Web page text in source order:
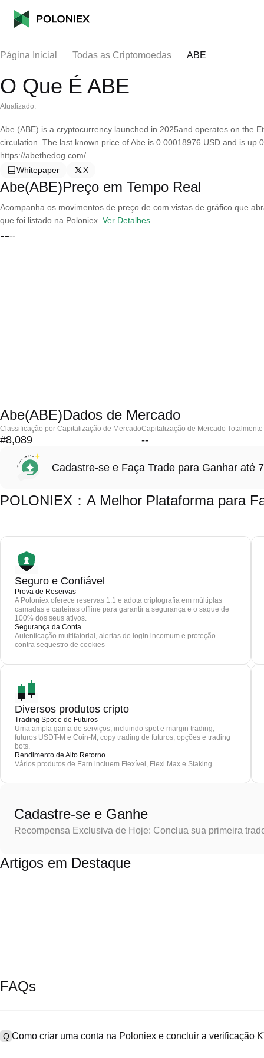
Página Inicial Todas as Criptomoedas ABE
O Que É ABE
Atualizado:
Abe (ABE) is a cryptocurrency launched in 2025and operates on the
circulation. The last known price of Abe is 0.00018976 USD and is
https://abethedog.com/.
Whitepaper
X
Abe(ABE)Preço em Tempo Real
Acompanha os movimentos de preço de com vistas de gráfico que
que foi listado na Poloniex. Ver Detalhes
----
Abe(ABE)Dados de Mercado
Classificação por Capitalização de Mercado
#8,089
Capitalização de Mercado
--
Cadastre-se e Faça Trade para Ganhar até
POLONIEX：A Melhor Plataforma para
Seguro e Confiável
Prova de Reservas
A Poloniex oferece reservas 1:1 e adota criptografia em múltiplas
camadas e carteiras offline para garantir a segurança e o saque de
100% dos seus ativos.
Segurança da Conta
Autenticação multifatorial, alertas de login incomum e proteção
contra sequestro de cookies
Diversos produtos cripto
Trading Spot e de Futuros
Uma ampla gama de serviços, incluindo spot e margin trading,
futuros USDT-M e Coin-M, copy trading de futuros, opções e trading
bots.
Rendimento de Alto Retorno
Vários produtos de Earn incluem Flexível, Flexi Max e Staking.
Cadastre-se e Ganhe
Recompensa Exclusiva de Hoje: Conclua sua primeira
Artigos em Destaque
FAQs
Q Como criar uma conta na Poloniex e concluir a verificação